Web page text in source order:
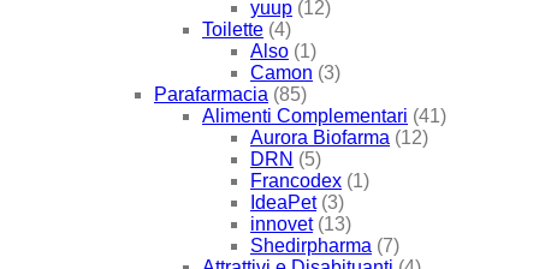
yuup (12)
Toilette (4)
Also (1)
Camon (3)
Parafarmacia (85)
Alimenti Complementari (41)
Aurora Biofarma (12)
DRN (5)
Francodex (1)
IdeaPet (3)
innovet (13)
Shedirpharma (7)